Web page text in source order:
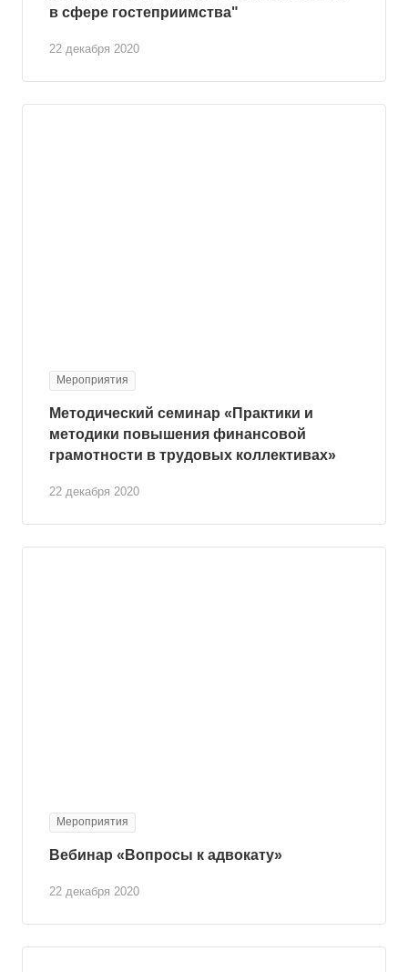
22 декабря 2020
в сфере гостеприимства"
Мероприятия
22 декабря 2020
Методический семинар «Практики и
методики повышения финансовой
грамотности в трудовых коллективах»
Мероприятия
22 декабря 2020
Вебинар «Вопросы к адвокату»